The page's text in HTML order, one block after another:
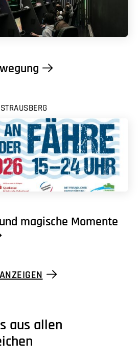
magische Momente
aus allen